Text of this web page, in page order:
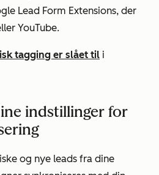
Lead Form Extensions, der
YouTube.
tagging er slået til i
indstillinger for
og nye leads fra dine